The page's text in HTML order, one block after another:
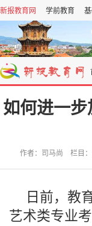
新报教育网 学前教育
如何进一
作者：司马尚 栏目
日前，教
艺术类专业